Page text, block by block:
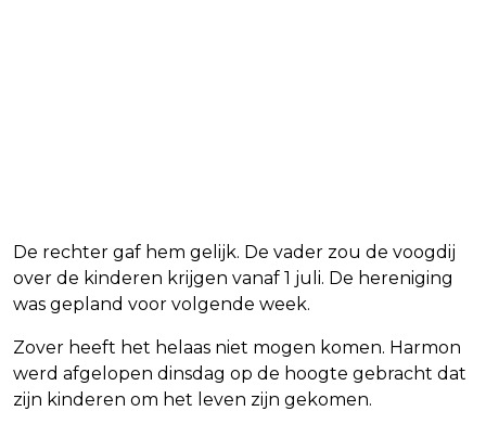
De rechter gaf hem gelijk. De vader zou de voogdij
over de kinderen krijgen vanaf 1 juli. De hereniging
was gepland voor volgende week.
Zover heeft het helaas niet mogen komen. Harmon
werd afgelopen dinsdag op de hoogte gebracht dat
zijn kinderen om het leven zijn gekomen.